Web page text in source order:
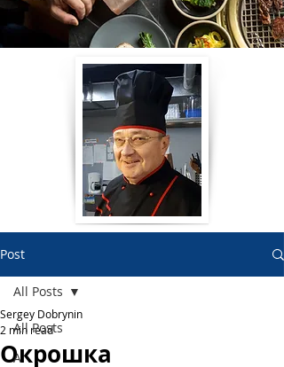
Post
All Posts
А
All Posts
Окрошка
Sergey Dobrynin
2 min read